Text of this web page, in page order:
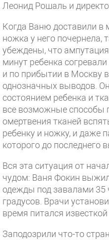
Леонид Рошаль и
Когда Ваню доставили в
ножка у него почернела,
убеждены, что
минут ребенка
и по прибытии в Москву
однозначных выводов.
состоянием ребенка и
все возможные способы
омертвения тканей
ребенку и ножку, и даже
которого до последнего
Вся эта ситуация от
чудом: Ваня Фокин
одежды под завалами 35
градусов. Врачи
время питался
Заподозрили что-то